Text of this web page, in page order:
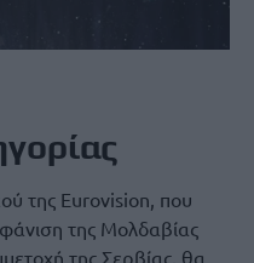
της Eurovision, που
της Μολδαβίας
της Σερβίας, θα